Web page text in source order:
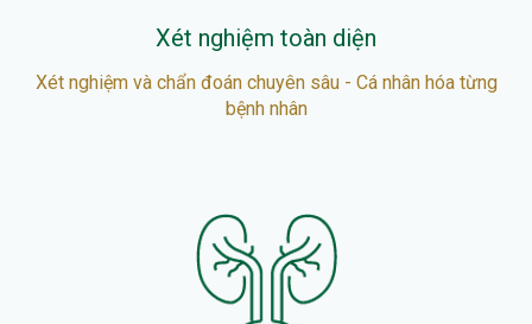
Xét nghiệm toàn diện
Xét nghiệm và chẩn đoán chuyên sâu - Cá nhân hóa từng
bệnh nhân